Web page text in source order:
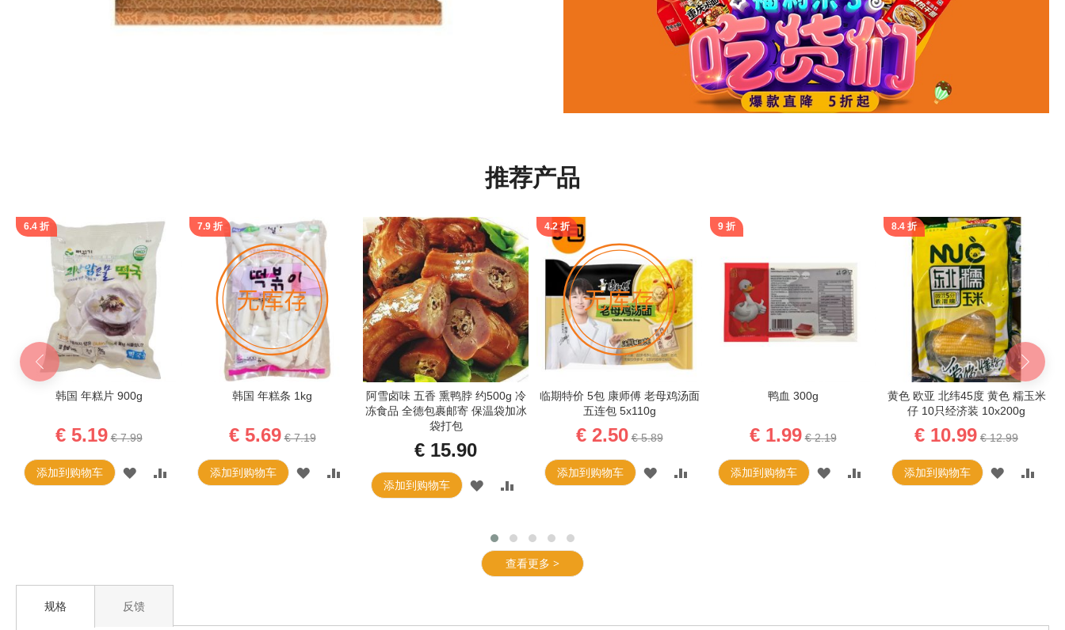
库
的
推荐产品
6.4 折
韩国 年糕片 900g
€ 5.19 € 7.99
添加到购物车
7.9 折
韩国 年糕条 1kg
€ 5.69 € 7.19
添加到购物车
阿雪卤味 五香 熏鸭脖 约500g 冷
冻食品 全德包裹邮寄 保温袋加冰
袋打包
€ 15.90
添加到购物车
4.2 折
临期特价 5包 康师傅 老母鸡汤面
五连包 5x110g
€ 2.50 € 5.89
添加到购物车
9 折
鸭血 300g
€ 1.99 € 2.19
添加到购物车
8.4 折
黄色 欧亚 北纬45度 黄色 糯玉米
仔 10只经济装 10x200g
€ 10.99 € 12.99
添加到购物车
查看更多 >
规格 反馈